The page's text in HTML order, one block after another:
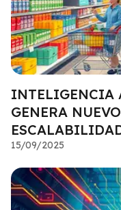
INTELIGENCIA
GENERA
15/09/2025